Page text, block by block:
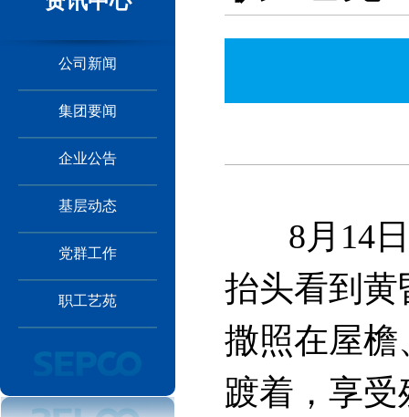
公司新闻
集团要闻
企业公告
基层动态
党群工作
职工艺苑
8月14日
抬头看到
撒照在屋
踱着，享